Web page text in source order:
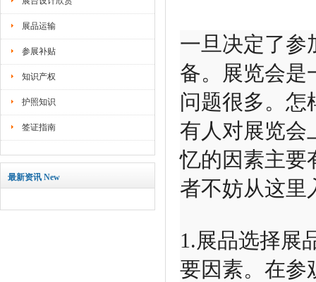
展品运输
参展补贴
知识产权
护照知识
签证指南
最新资讯 New
一旦决定了参
备。展览会是
问题很多。怎
有人对展览会
忆的因素主要
者不妨从这里
1.展品选择展
要因素。在参